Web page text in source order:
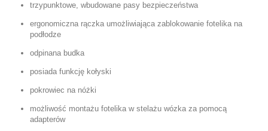
trzypunktowe, wbudowane pasy bezpieczeństwa
ergonomiczna rączka umożliwiająca zablokowanie fotelika na
podłodze
odpinana budka
posiada funkcję kołyski
pokrowiec na nóżki
możliwość montażu fotelika w stelażu wózka za pomocą
adapterów